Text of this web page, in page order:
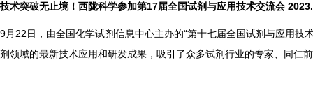
技术突破无止境！西陇科学参加第17届全国试剂与应用技术交流会
9月22日，由全国化学试剂信息中心主办的“第十七届全国试剂与应用
剂领域的最新技术应用和研发成果，吸引了众多试剂行业的专家、同仁